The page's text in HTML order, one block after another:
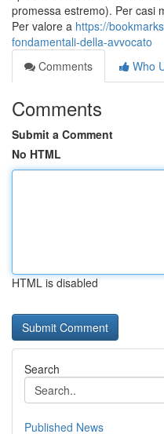
promessa estremo). Per casi
Per valore a https://
fondamentali-della-avvocato
Comments
Who
Comments
Submit a Comment
No HTML
HTML is disabled
Search
Published News